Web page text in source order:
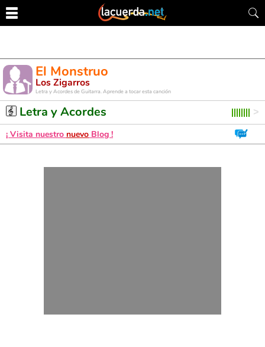
El Monstruo
Los Zigarros
Letra y Acordes de Guitarra. Aprende a tocar esta canción
Letra y Acordes
¡ Visita nuestro nuevo Blog !